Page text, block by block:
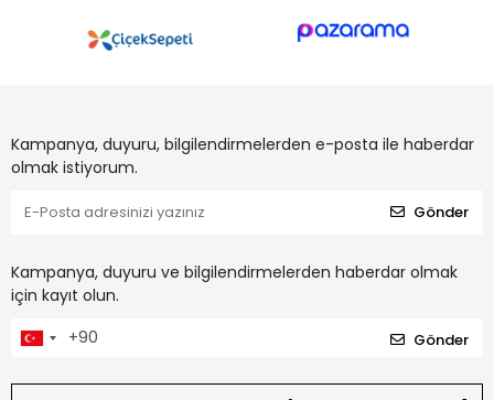
Kampanya, duyuru, bilgilendirmelerden e-posta ile haberdar
olmak istiyorum.
Gönder
Kampanya, duyuru ve bilgilendirmelerden haberdar olmak
için kayıt olun.
Gönder